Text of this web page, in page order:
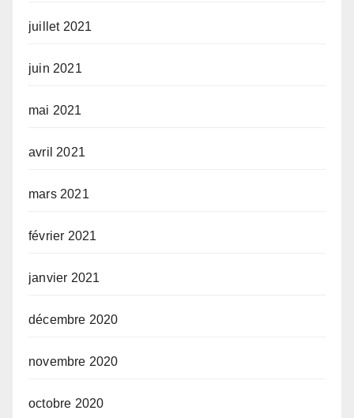
juillet 2021
juin 2021
mai 2021
avril 2021
mars 2021
février 2021
janvier 2021
décembre 2020
novembre 2020
octobre 2020